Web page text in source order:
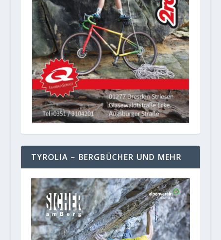
TYROLIA – BERGBÜCHER UND MEHR